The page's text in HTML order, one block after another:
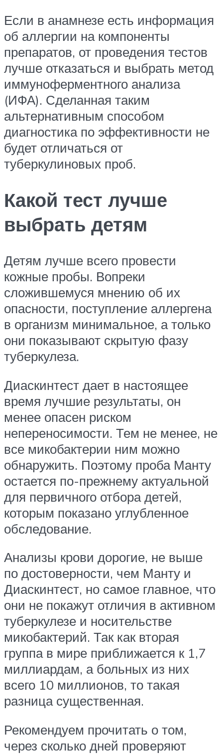
Если в анамнезе есть информация
об аллергии на компоненты
препаратов, от проведения тестов
лучше отказаться и выбрать метод
иммуноферментного анализа
(ИФА). Сделанная таким
альтернативным способом
диагностика по эффективности не
будет отличаться от
туберкулиновых проб.
Какой тест лучше
выбрать детям
Детям лучше всего провести
кожные пробы. Вопреки
сложившемуся мнению об их
опасности, поступление аллергена
в организм минимальное, а только
они показывают скрытую фазу
туберкулеза.
Диаскинтест дает в настоящее
время лучшие результаты, он
менее опасен риском
непереносимости. Тем не менее, не
все микобактерии ним можно
обнаружить. Поэтому проба Манту
остается по-прежнему актуальной
для первичного отбора детей,
которым показано углубленное
обследование.
Анализы крови дорогие, не выше
по достоверности, чем Манту и
Диаскинтест, но самое главное, что
они не покажут отличия в активном
туберкулезе и носительстве
микобактерий. Так как вторая
группа в мире приближается к 1,7
миллиардам, а больных из них
всего 10 миллионов, то такая
разница существенная.
Рекомендуем прочитать о том,
через сколько дней проверяют